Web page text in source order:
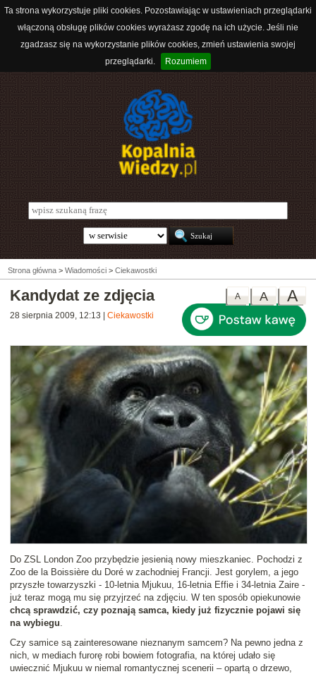
Ta strona wykorzystuje pliki cookies. Pozostawiając w ustawieniach przeglądarki
włączoną obsługę plików cookies wyrażasz zgodę na ich użycie. Jeśli nie
zgadzasz się na wykorzystanie plików cookies, zmień ustawienia swojej
przeglądarki.
Rozumiem
Strona główna > Wiadomości > Ciekawostki
A
A
A
Kandydat ze zdjęcia
28 sierpnia 2009, 12:13 Ciekawostki
Do ZSL London Zoo przybędzie jesienią nowy mieszkaniec. Pochodzi z
Zoo de la Boissière du Doré w zachodniej Francji. Jest gorylem, a jego
przyszłe towarzyszki - 10-letnia Mjukuu, 16-letnia Effie i 34-letnia Zaire -
już teraz mogą mu się przyjrzeć na zdjęciu. W ten sposób opiekunowie
chcą sprawdzić, czy poznają samca, kiedy już fizycznie pojawi się
na wybiegu
Czy samice są zainteresowane nieznanym samcem? Na pewno jedna z
nich, w mediach furorę robi bowiem fotografia, na której udało się
uwiecznić Mjukuu w niemal romantycznej scenerii – opartą o drzewo,